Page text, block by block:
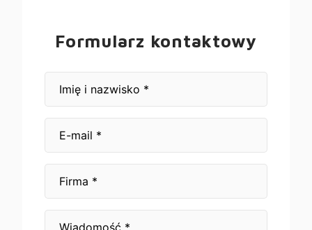
Formularz kontaktowy